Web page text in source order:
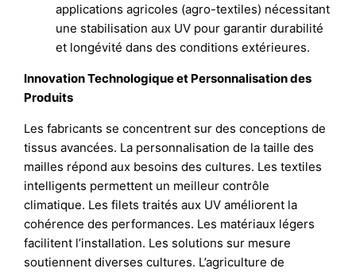
applications agricoles (agro-textiles) nécessitant
une stabilisation aux UV pour garantir durabilité
et longévité dans des conditions extérieures.
Innovation Technologique et Personnalisation des
Produits
Les fabricants se concentrent sur des conceptions de
tissus avancées. La personnalisation de la taille des
mailles répond aux besoins des cultures. Les textiles
intelligents permettent un meilleur contrôle
climatique. Les filets traités aux UV améliorent la
cohérence des performances. Les matériaux légers
facilitent l’installation. Les solutions sur mesure
soutiennent diverses cultures. L’agriculture de